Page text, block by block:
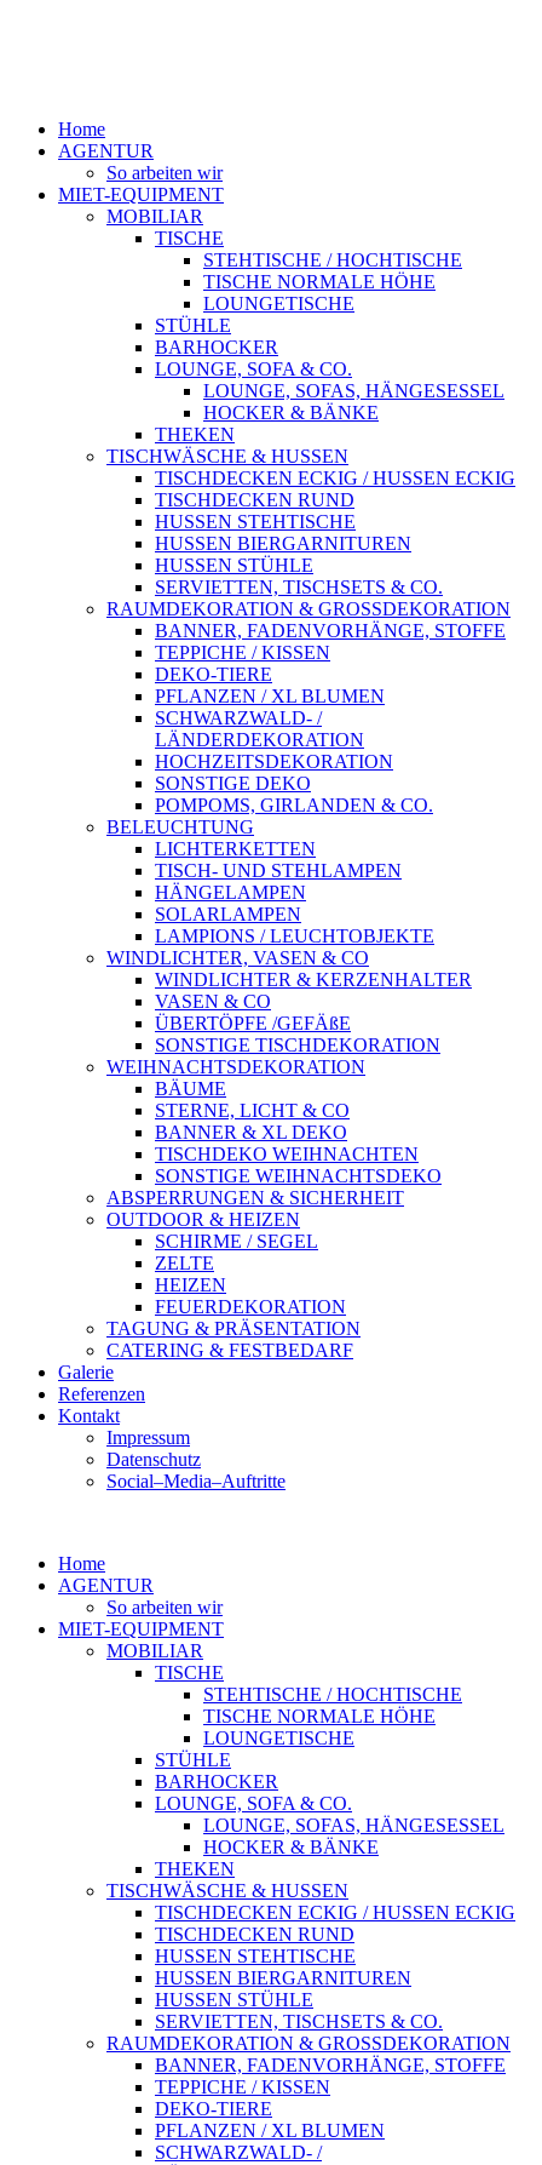
Home
AGENTUR
So arbeiten wir
MIET-EQUIPMENT
MOBILIAR
TISCHE
STEHTISCHE / HOCHTISCHE
TISCHE NORMALE HÖHE
LOUNGETISCHE
STÜHLE
BARHOCKER
LOUNGE, SOFA & CO.
LOUNGE, SOFAS, HÄNGESESSEL
HOCKER & BÄNKE
THEKEN
TISCHWÄSCHE & HUSSEN
TISCHDECKEN ECKIG / HUSSEN ECKIG
TISCHDECKEN RUND
HUSSEN STEHTISCHE
HUSSEN BIERGARNITUREN
HUSSEN STÜHLE
SERVIETTEN, TISCHSETS & CO.
RAUMDEKORATION & GROSSDEKORATION
BANNER, FADENVORHÄNGE, STOFFE
TEPPICHE / KISSEN
DEKO-TIERE
PFLANZEN / XL BLUMEN
SCHWARZWALD- /
LÄNDERDEKORATION
HOCHZEITSDEKORATION
SONSTIGE DEKO
POMPOMS, GIRLANDEN & CO.
BELEUCHTUNG
LICHTERKETTEN
TISCH- UND STEHLAMPEN
HÄNGELAMPEN
SOLARLAMPEN
LAMPIONS / LEUCHTOBJEKTE
WINDLICHTER, VASEN & CO
WINDLICHTER & KERZENHALTER
VASEN & CO
ÜBERTÖPFE /GEFÄßE
SONSTIGE TISCHDEKORATION
WEIHNACHTSDEKORATION
BÄUME
STERNE, LICHT & CO
BANNER & XL DEKO
TISCHDEKO WEIHNACHTEN
SONSTIGE WEIHNACHTSDEKO
ABSPERRUNGEN & SICHERHEIT
OUTDOOR & HEIZEN
SCHIRME / SEGEL
ZELTE
HEIZEN
FEUERDEKORATION
TAGUNG & PRÄSENTATION
CATERING & FESTBEDARF
Galerie
Referenzen
Kontakt
Impressum
Datenschutz
Social–Media–Auftritte
Home
AGENTUR
So arbeiten wir
MIET-EQUIPMENT
MOBILIAR
TISCHE
STEHTISCHE / HOCHTISCHE
TISCHE NORMALE HÖHE
LOUNGETISCHE
STÜHLE
BARHOCKER
LOUNGE, SOFA & CO.
LOUNGE, SOFAS, HÄNGESESSEL
HOCKER & BÄNKE
THEKEN
TISCHWÄSCHE & HUSSEN
TISCHDECKEN ECKIG / HUSSEN ECKIG
TISCHDECKEN RUND
HUSSEN STEHTISCHE
HUSSEN BIERGARNITUREN
HUSSEN STÜHLE
SERVIETTEN, TISCHSETS & CO.
RAUMDEKORATION & GROSSDEKORATION
BANNER, FADENVORHÄNGE, STOFFE
TEPPICHE / KISSEN
DEKO-TIERE
PFLANZEN / XL BLUMEN
SCHWARZWALD- /